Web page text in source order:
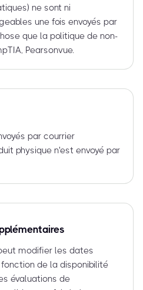
ne sont ni
une fois envoyés par
que la politique de non-
Pearsonvue.
par courrier
physique n'est envoyé par
modifier les dates
de la disponibilité
évaluations de